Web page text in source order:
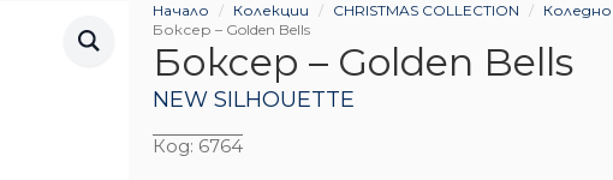
Начало Колекции CHRISTMAS COLLECTION
Боксер – Golden Bells
Боксер – Golden Bells
NEW SILHOUETTE
Код: 6764